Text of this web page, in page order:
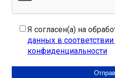
Я согласен(а) на
данных в
конфиденциальности